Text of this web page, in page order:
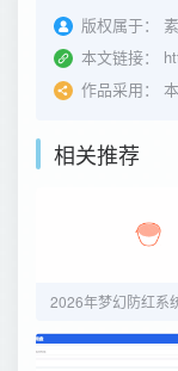
版权属于：
本文链接：
作品采用：
相关推荐